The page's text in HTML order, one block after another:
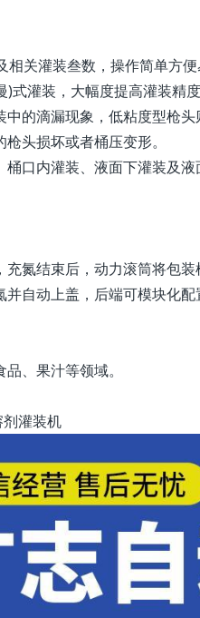
关灌装叁数，操作简单方便
灌装，大幅度提高灌装精度
的滴漏现象，低粘度型枪头
头损坏或者桶压变形。
口内灌装、液面下灌装及
氮结束后，动力滚筒将包
自动上盖，后端可模块化配
、果汁等领域。